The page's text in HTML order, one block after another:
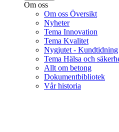
Om oss
Om oss Översikt
Nyheter
Tema Innovation
Tema Kvalitet
Nygjutet - Kundtidning
Tema Hälsa och
Allt om betong
Dokumentbibliotek
Vår historia